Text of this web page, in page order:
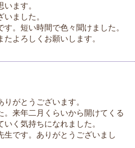
ます。
ました。
。短い時間で色々聞けました。
よろしくお願いします。
がとうございます。
。来年二月くらいから開けてくる
く気持ちになれました。
生です。ありがとうございまし